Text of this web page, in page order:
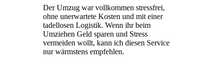
Der Umzug war vollkommen stressfrei,
ohne unerwartete Kosten und mit einer
tadellosen Logistik. Wenn ihr beim
Umziehen Geld sparen und Stress
vermeiden wollt, kann ich diesen Service
nur wärmstens empfehlen.